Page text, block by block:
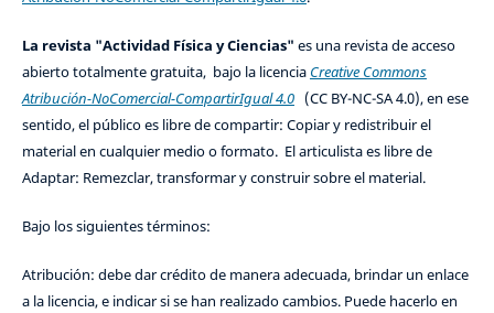
La revista "Actividad Física y Ciencias" es una revista de acceso
abierto totalmente gratuita, bajo la licencia Creative Commons
Atribución-NoComercial-CompartirIgual 4.0(CC BY-NC-SA 4.0), en ese
sentido, el público es libre de compartir: Copiar y redistribuir el
material en cualquier medio o formato. El articulista es libre de
Adaptar: Remezclar, transformar y construir sobre el material.
Bajo los siguientes términos:
Atribución: debe dar crédito de manera adecuada, brindar un enlace
a la licencia, e indicar si se han realizado cambios. Puede hacerlo en